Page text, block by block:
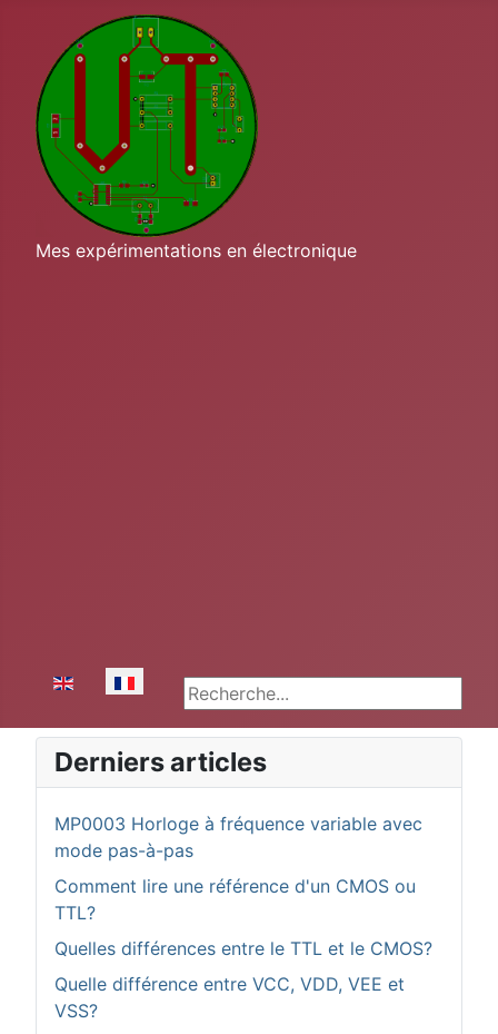
Mes expérimentations en électronique
Sélectionnez votre langue
Rechercher
Derniers articles
MP0003 Horloge à fréquence variable avec
mode pas-à-pas
Comment lire une référence d'un CMOS ou
TTL?
Quelles différences entre le TTL et le CMOS?
Quelle différence entre VCC, VDD, VEE et
VSS?